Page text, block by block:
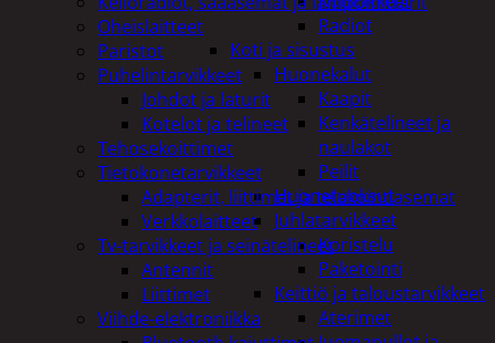
Radiot
Koti ja sisustus
Huonekalut
Kaapit
Kenkätelineet ja
naulakot
Peilit
Huonetuoksut
Juhlatarvikkeet
Koristelu
Paketointi
Keittiö ja taloustarvikkeet
Aterimet
Oheislaitteet
Paristot
Puhelintarvikkeet
Johdot ja laturit
Kotelot ja telineet
Tehosekoittimet
Tietokonetarvikkeet
Adapterit, liittimet ja telakointiasemat
Verkkolaitteet
Tv-tarvikkeet ja seinätelineet
Antennit
Liittimet
Viihde-elektroniikka